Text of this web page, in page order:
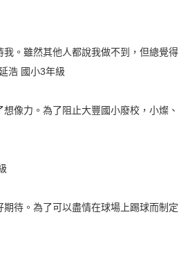
我。雖然其他人都說我做不到，但總覺得
浩 國小3年級
像力。為了阻止大豐國小廢校，小燦、
待。為了可以盡情在球場上踢球而制定